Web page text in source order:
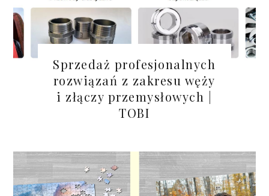
Sprzedaż profesjonalnych
rozwiązań z zakresu węży
i złączy przemysłowych |
TOBI